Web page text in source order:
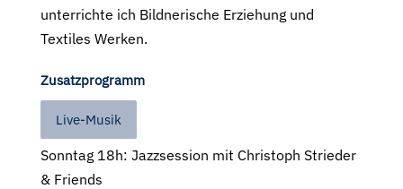
unterrichte ich Bildnerische Erziehung und
Textiles Werken.
Zusatzprogramm
Live-Musik
Sonntag 18h: Jazzsession mit Christoph Strieder
& Friends